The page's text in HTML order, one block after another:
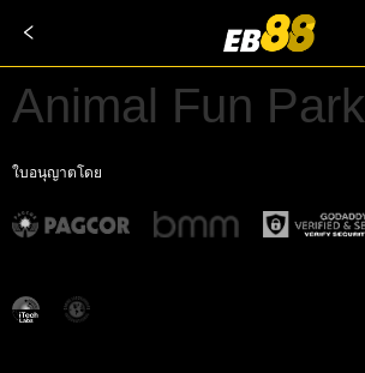
Animal Fun Park
ใบอนุญาตโดย